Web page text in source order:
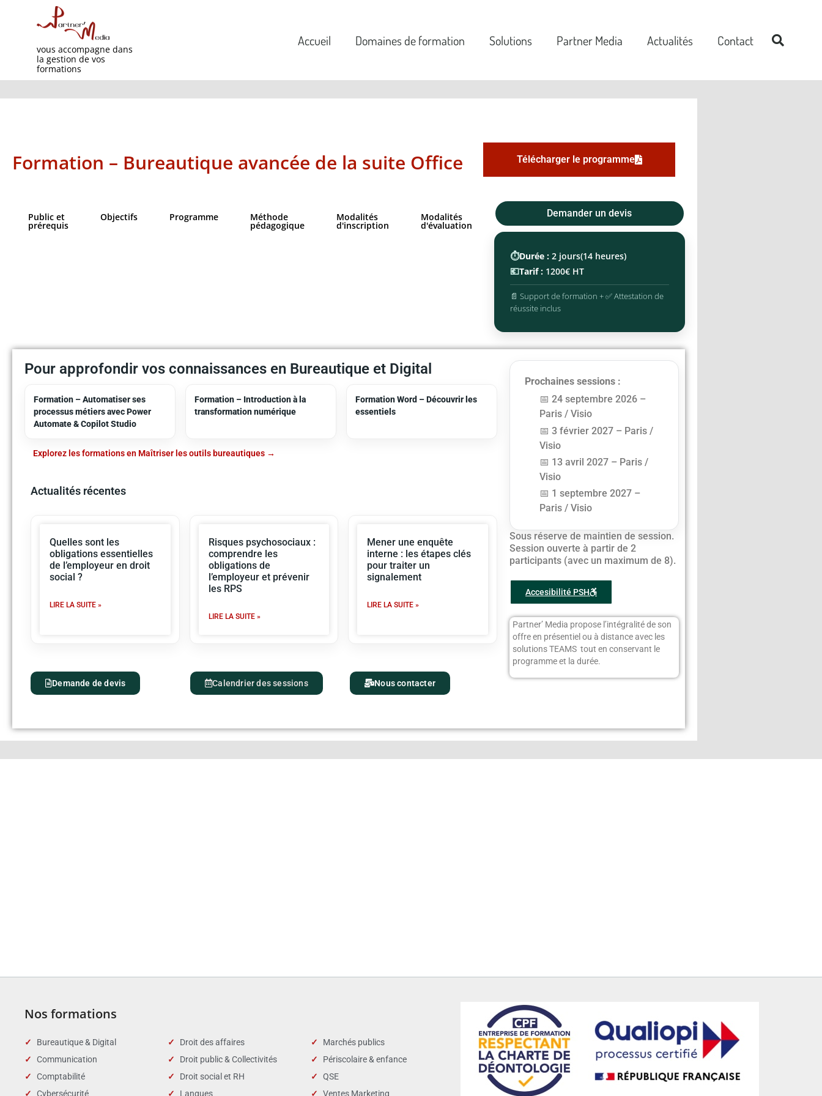
vous accompagne dans
la gestion de vos
formations
Accueil Domaines de formation Solutions Partner Media Actualités Contact
Formation – Bureautique avancée de la suite Office Télécharger le programme
Public et
prérequis
Objectifs​ Programme Méthode
pédagogique
Modalités
d'inscription
Modalités
d'évaluation
Demander un devis
⏱️Durée : 2 jours(14 heures)
💶Tarif : 1200€ HT
📄 Support de formation + ✅ Attestation de
réussite inclus
Pour approfondir vos connaissances en Bureautique et Digital
Formation – Automatiser ses
processus métiers avec Power
Automate & Copilot Studio
Formation – Introduction à la
transformation numérique
Formation Word – Découvrir les
essentiels
Explorez les formations en Maîtriser les outils bureautiques
Actualités récentes
Quelles sont les
obligations essentielles
de l’employeur en droit
social ?
LIRE LA SUITE »
Risques psychosociaux :
comprendre les
obligations de
l’employeur et prévenir
les RPS
LIRE LA SUITE »
Mener une enquête
interne : les étapes clés
pour traiter un
signalement
LIRE LA SUITE »
Demande de devis Calendrier des sessions Nous contacter
Prochaines sessions :
24 septembre 2026 –
Paris / Visio
3 février 2027 – Paris /
Visio
13 avril 2027 – Paris /
Visio
1 septembre 2027 –
Paris / Visio
Sous réserve de maintien de session.
Session ouverte à partir de 2
participants (avec un maximum de 8).
Accesibilité PSH
Partner’ Media propose l’intégralité de son
offre en présentiel ou à distance avec les
solutions TEAMS tout en conservant le
programme et la durée.
Nos formations
Bureautique & Digital
Communication
Comptabilité
Cybersécurité
Droit des affaires
Droit public & Collectivités
Droit social et RH
Langues
Marchés publics
Périscolaire & enfance
QSE
Ventes Marketing